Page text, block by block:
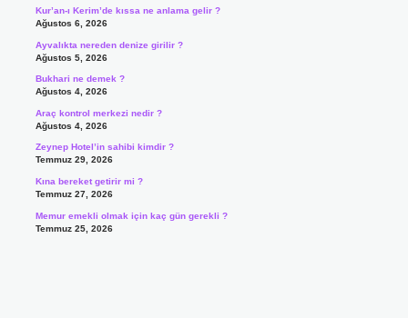
Kur’an-ı Kerim’de kıssa ne anlama gelir ?
Ağustos 6, 2026
Ayvalıkta nereden denize girilir ?
Ağustos 5, 2026
Bukhari ne demek ?
Ağustos 4, 2026
Araç kontrol merkezi nedir ?
Ağustos 4, 2026
Zeynep Hotel’in sahibi kimdir ?
Temmuz 29, 2026
Kına bereket getirir mi ?
Temmuz 27, 2026
Memur emekli olmak için kaç gün gerekli ?
Temmuz 25, 2026